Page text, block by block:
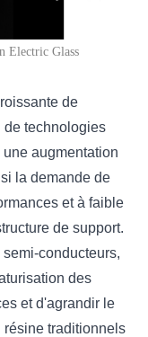
Electric Glass
de
de technologies
augmentation
la demande de
et à faible
de support.
conducteurs,
des
et d'agrandir le
résine traditionnels